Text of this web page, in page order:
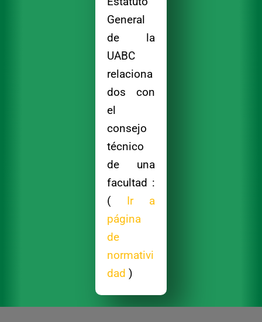
General
de la
UABC
relaciona
dos con
el
consejo
técnico
de una
facultad :
(
Ir a
página
de
normativi
dad )